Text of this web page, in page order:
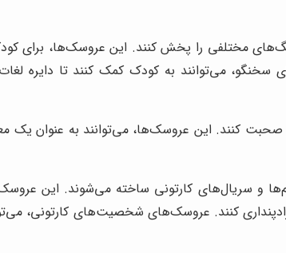
مختلفی را پخش کنند. این عروسک‌ها، برای
می‌توانند به کودک کمک کنند تا دایره
صحبت کنند. این عروسک‌ها، می‌توانند به عنوان
کارتونی ساخته می‌شوند. این
کنند. عروسک‌های شخصیت‌های کارتونی،